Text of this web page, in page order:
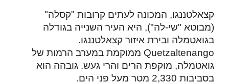
קצאלטננגו, המכונה לעתים קרובות "קסלה"
(מבוטא "שי-לה"), היא העיר השנייה בגודלה
בגואטמלה ובירת איזור קצאלטננגו.
Quetzaltenango ממוקמת במערב הרמות של
גואטמלה, מוקפת הרים והרי געש. גובהה הוא
בסביבות 2,330 מטר מעל פני הים.